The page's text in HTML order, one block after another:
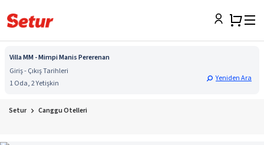
Villa MM - Mimpi Manis Pererenan
Giriş - Çıkış Tarihleri
1 Oda, 2 Yetişkin
Yeniden Ara
Setur Canggu Otelleri